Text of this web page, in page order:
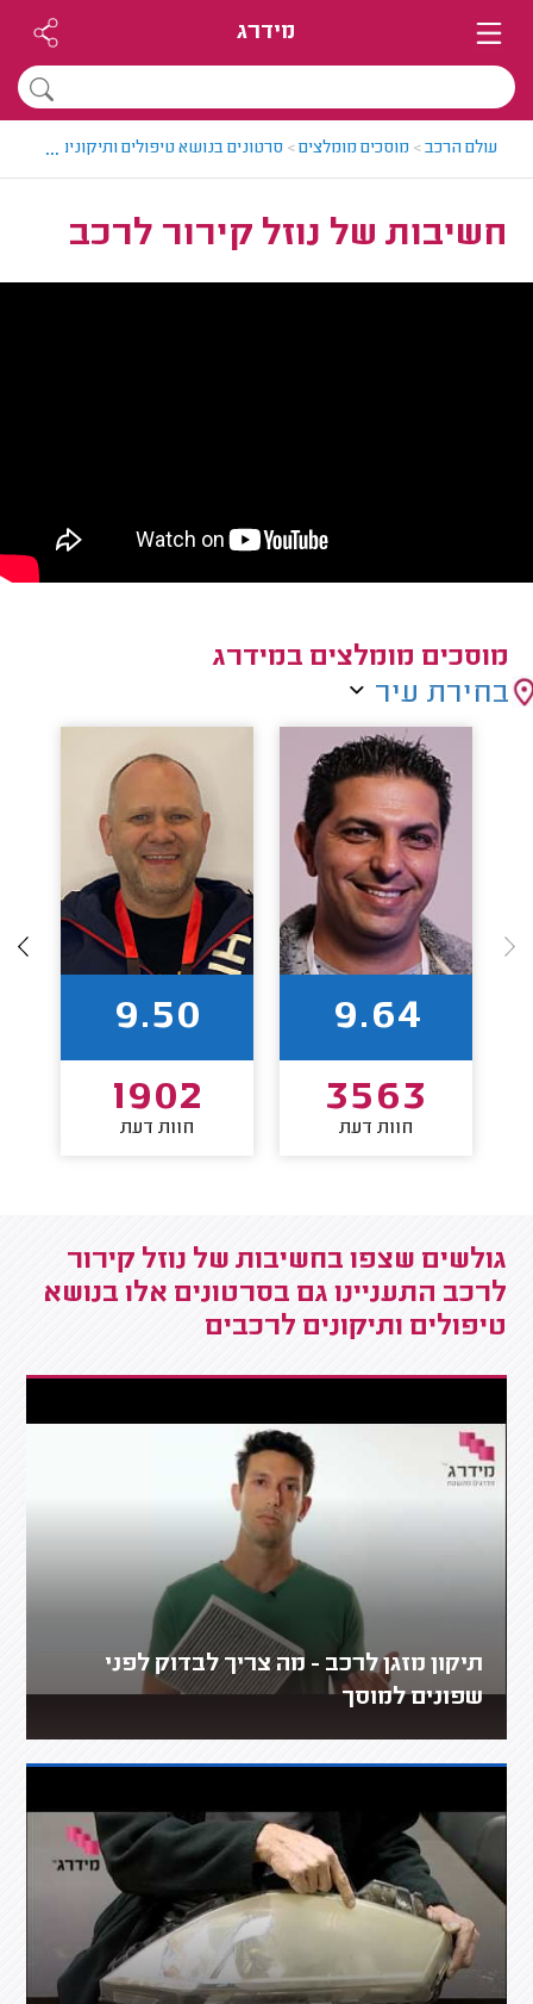
מידרג
עולם הרכב> מוסכים מומלצים> סרטונים בנושא טיפולים ותיקונים לרכבים
...
חשיבות של נוזל קירור לרכב
מוסכים מומלצים במידרג
בחירת עיר
9.64
3563
חוות דעת
9.50
1902
חוות דעת
גולשים שצפו בחשיבות של נוזל קירור
לרכב התעניינו גם בסרטונים אלו בנושא
טיפולים ותיקונים לרכבים
תיקון מזגן לרכב - מה צריך לבדוק לפני
שפונים למוסך